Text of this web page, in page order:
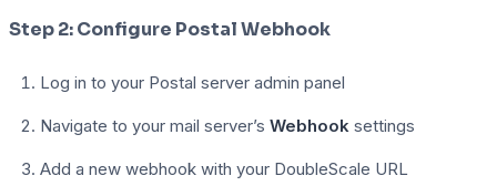
Step 2: Configure Postal Webhook
Log in to your Postal server admin panel
Navigate to your mail server’s Webhook settings
Add a new webhook with your DoubleScale URL